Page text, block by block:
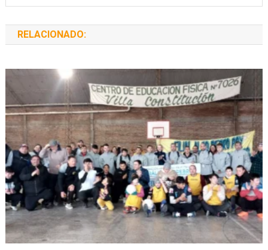
RELACIONADO: